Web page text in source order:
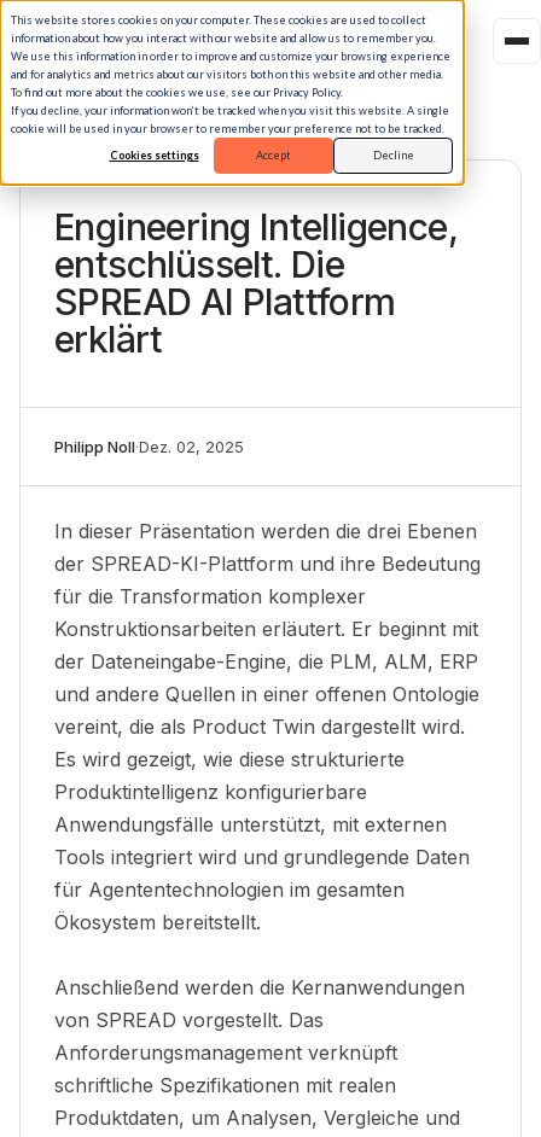
This website stores cookies on your computer. These cookies are used to collect
information about how you interact with our website and allow us to remember you.
We use this information in order to improve and customize your browsing experience
and for analytics and metrics about our visitors both on this website and other media.
To find out more about the cookies we use, see our Privacy Policy.
If you decline, your information won’t be tracked when you visit this website. A single
cookie will be used in your browser to remember your preference not to be tracked.
Cookies settings Accept Decline
Engineering Intelligence,
entschlüsselt. Die
SPREAD AI Plattform
erklärt
Philipp Noll·Dez. 02, 2025
In dieser Präsentation werden die drei Ebenen
der SPREAD-KI-Plattform und ihre Bedeutung
für die Transformation komplexer
Konstruktionsarbeiten erläutert. Er beginnt mit
der Dateneingabe-Engine, die PLM, ALM, ERP
und andere Quellen in einer offenen Ontologie
vereint, die als Product Twin dargestellt wird.
Es wird gezeigt, wie diese strukturierte
Produktintelligenz konfigurierbare
Anwendungsfälle unterstützt, mit externen
Tools integriert wird und grundlegende Daten
für Agententechnologien im gesamten
Ökosystem bereitstellt.
Anschließend werden die Kernanwendungen
von SPREAD vorgestellt. Das
Anforderungsmanagement verknüpft
schriftliche Spezifikationen mit realen
Produktdaten, um Analysen, Vergleiche und